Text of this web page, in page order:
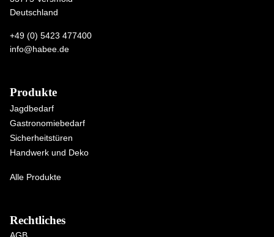
Deutschland
+49 (0) 5423 477400
info@habee.de
Produkte
Jagdbedarf
Gastronomiebedarf
Sicherheitstüren
Handwerk und Deko
Alle Produkte
Rechtliches